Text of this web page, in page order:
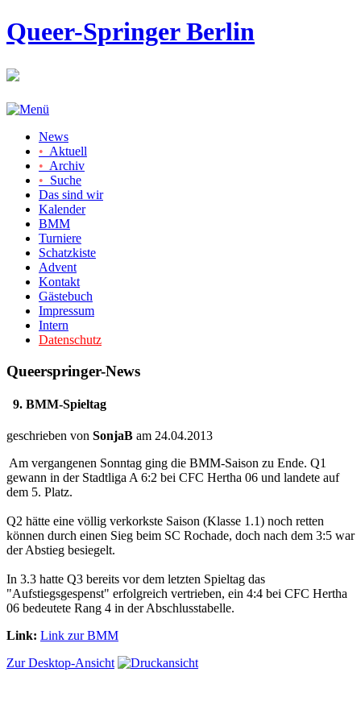
Queer-Springer Berlin
News
• Aktuell
• Archiv
• Suche
Das sind wir
Kalender
BMM
Turniere
Schatzkiste
Advent
Kontakt
Gästebuch
Impressum
Intern
Datenschutz
Queerspringer-News
9. BMM-Spieltag
geschrieben von SonjaB am 24.04.2013
Am vergangenen Sonntag ging die BMM-Saison zu Ende. Q1
gewann in der Stadtliga A 6:2 bei CFC Hertha 06 und landete auf
dem 5. Platz.
Q2 hätte eine völlig verkorkste Saison (Klasse 1.1) noch retten
können durch einen Sieg beim SC Rochade, doch nach dem 3:5 war
der Abstieg besiegelt.
In 3.3 hatte Q3 bereits vor dem letzten Spieltag das
"Aufstiegsgespenst" erfolgreich vertrieben, ein 4:4 bei CFC Hertha
06 bedeutete Rang 4 in der Abschlusstabelle.
Link: Link zur BMM
Zur Desktop-Ansicht